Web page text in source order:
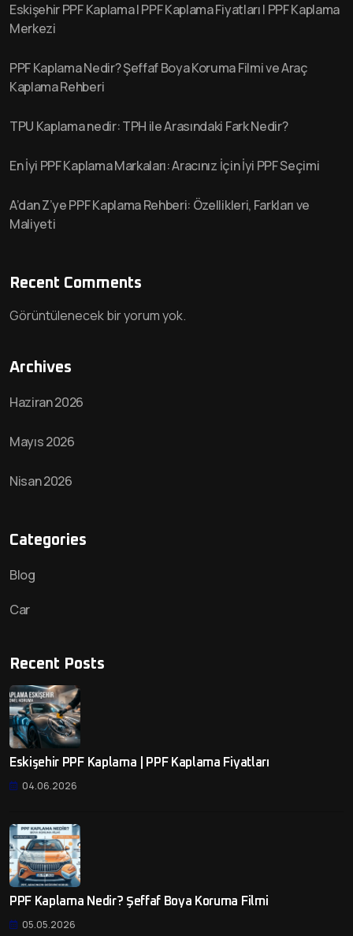
Eskişehir PPF Kaplama | PPF Kaplama Fiyatları | PPF Kaplama
Merkezi
PPF Kaplama Nedir? Şeffaf Boya Koruma Filmi ve Araç
Kaplama Rehberi
TPU Kaplama nedir: TPH ile Arasındaki Fark Nedir?
En İyi PPF Kaplama Markaları: Aracınız İçin İyi PPF Seçimi
A’dan Z’ye PPF Kaplama Rehberi: Özellikleri, Farkları ve
Maliyeti
Recent Comments
Görüntülenecek bir yorum yok.
Archives
Haziran 2026
Mayıs 2026
Nisan 2026
Categories
Blog
Car
Recent Posts
Eskişehir PPF Kaplama | PPF Kaplama Fiyatları
04.06.2026
PPF Kaplama Nedir? Şeffaf Boya Koruma Filmi
05.05.2026